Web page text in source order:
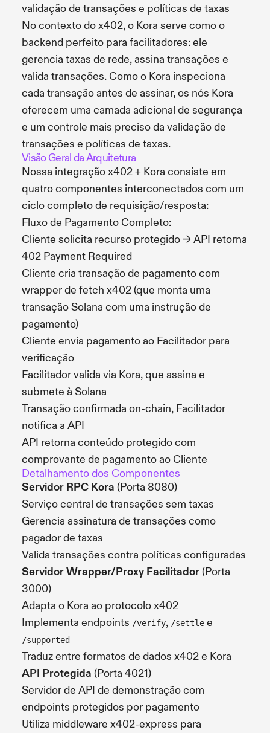
validação de transações e políticas de taxas
No contexto do x402, o Kora serve como o
backend perfeito para facilitadores: ele
gerencia taxas de rede, assina transações e
valida transações. Como o Kora inspeciona
cada transação antes de assinar, os nós Kora
oferecem uma camada adicional de segurança
e um controle mais preciso da validação de
transações e políticas de taxas.
Visão Geral da Arquitetura
Nossa integração x402 + Kora consiste em
quatro componentes interconectados com um
ciclo completo de requisição/resposta:
Fluxo de Pagamento Completo:
Cliente solicita recurso protegido → API retorna
402 Payment Required
Cliente cria transação de pagamento com
wrapper de fetch x402 (que monta uma
transação Solana com uma instrução de
pagamento)
Cliente envia pagamento ao Facilitador para
verificação
Facilitador valida via Kora, que assina e
submete à Solana
Transação confirmada on-chain, Facilitador
notifica a API
API retorna conteúdo protegido com
comprovante de pagamento ao Cliente
Detalhamento dos Componentes
Servidor RPC Kora (Porta 8080)
Serviço central de transações sem taxas
Gerencia assinatura de transações como
pagador de taxas
Valida transações contra políticas configuradas
Servidor Wrapper/Proxy Facilitador(Porta
3000)
Adapta o Kora ao protocolo x402
Implementa endpoints /verify, /settle e
/supported
Traduz entre formatos de dados x402 e Kora
API Protegida (Porta 4021)
Servidor de API de demonstração com
endpoints protegidos por pagamento
Utiliza middleware x402-express para